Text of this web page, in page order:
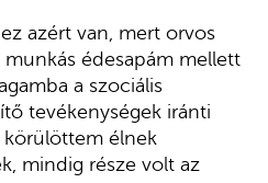
azért van, mert orvos
munkás édesapám mellett
a szociális
tevékenységek iránti
körülöttem élnek
mindig része volt az